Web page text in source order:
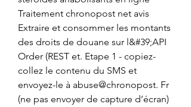
Traitement chronopost net avis
Extraire et consommer les montants
des droits de douane sur l&#39;API
Order (REST et. Etape 1 - copiez-
collez le contenu du SMS et
envoyez-le à abuse@chronopost. Fr
(ne pas envoyer de capture d’écran)